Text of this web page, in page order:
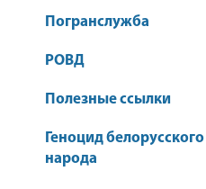
Погранслужба
РОВД
Полезные ссылки
Геноцид белорусского
народа